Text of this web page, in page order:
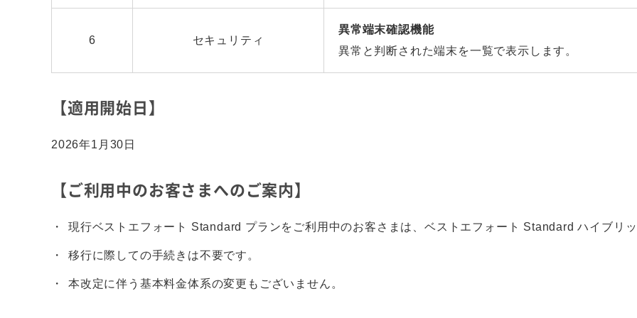
6 セキュリティ
異常端末確認機能
異常と判断された端末を一覧で表示します。
【適用開始日】
2026年1月30日
【ご利用中のお客さまへのご案内】
現行ベストエフォート Standard プランをご利用中のお客さまは、ベストエフォート Standard ハイブリ
移行に際しての手続きは不要です。
本改定に伴う基本料金体系の変更もございません。